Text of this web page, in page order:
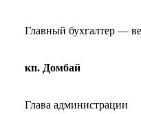
Главный бухгалтер —
кп. Домбай
Глава администрации